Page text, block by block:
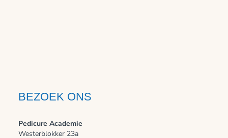
BEZOEK ONS
Pedicure Academie
Westerblokker 23a